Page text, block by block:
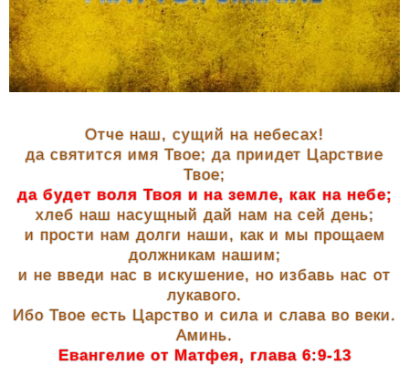
Отче наш, сущий на небесах!
да святится имя Твое; да приидет Царствие
Твое;
да будет воля Твоя и на земле, как на небе;
хлеб наш насущный дай нам на сей день;
и прости нам долги наши, как и мы прощаем
должникам нашим;
и не введи нас в искушение, но избавь нас от
лукавого.
Ибо Твое есть Царство и сила и слава во веки.
Аминь.
Евангелие от Матфея, глава 6:9-13